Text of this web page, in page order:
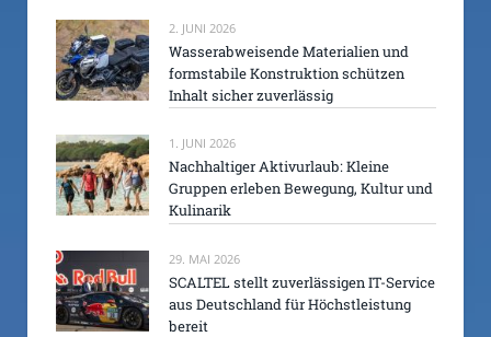
2. JUNI 2026
Wasserabweisende Materialien und
formstabile Konstruktion schützen
Inhalt sicher zuverlässig
1. JUNI 2026
Nachhaltiger Aktivurlaub: Kleine
Gruppen erleben Bewegung, Kultur und
Kulinarik
29. MAI 2026
SCALTEL stellt zuverlässigen IT-Service
aus Deutschland für Höchstleistung
bereit